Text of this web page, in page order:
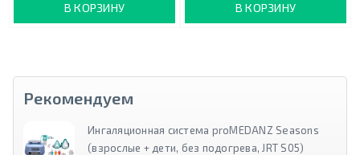
В КОРЗИНУ В КОРЗИНУ
Рекомендуем
Ингаляционная система proMEDANZ Seasons
(взрослые + дети, без подогрева, JRT S05)